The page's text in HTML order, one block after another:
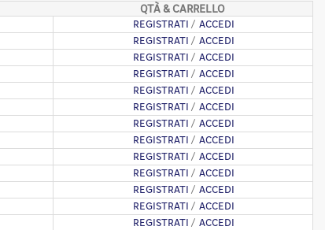
QTÀ & CARRELLO
REGISTRATI / ACCEDI
REGISTRATI / ACCEDI
REGISTRATI / ACCEDI
REGISTRATI / ACCEDI
REGISTRATI / ACCEDI
REGISTRATI / ACCEDI
REGISTRATI / ACCEDI
REGISTRATI / ACCEDI
REGISTRATI / ACCEDI
REGISTRATI / ACCEDI
REGISTRATI / ACCEDI
REGISTRATI / ACCEDI
REGISTRATI / ACCEDI